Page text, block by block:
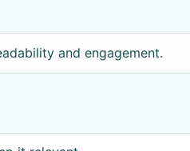
and engagement.